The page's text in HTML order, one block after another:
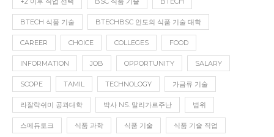
BTECH 식품 기술 BTECHBSC 인도의 식품 기술 대학
CAREER CHOICE COLLEGES FOOD
INFORMATION JOB OPPORTUNITY SALARY
SCOPE TAMIL TECHNOLOGY 가금류 기술
라잘락쉬미 공과대학 박사 NS. 말리가르주난 범위
스메듀토크 식품 과학 식품 기술 식품 기술 직업